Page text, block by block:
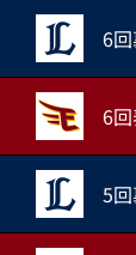
6
6
5